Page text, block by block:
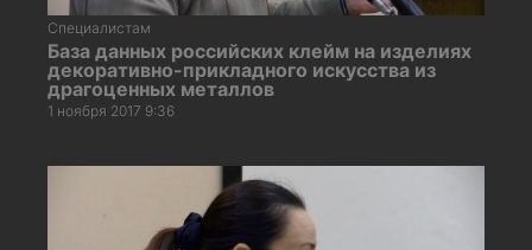
Специалистам
База данных российских клейм на изделиях
декоративно-прикладного искусства из
драгоценных металлов
1 ноября 2017 9:36